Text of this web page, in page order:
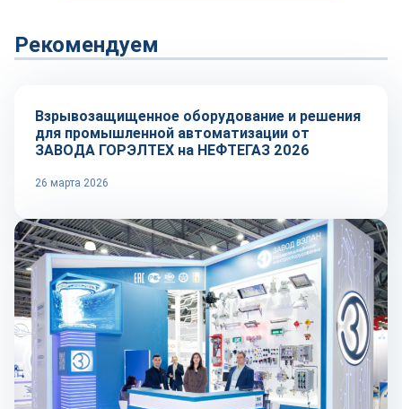
Рекомендуем
Репортаж
Взрывозащищенное оборудование и решения
для промышленной автоматизации от
ЗАВОДА ГОРЭЛТЕХ на НЕФТЕГАЗ 2026
26 марта 2026